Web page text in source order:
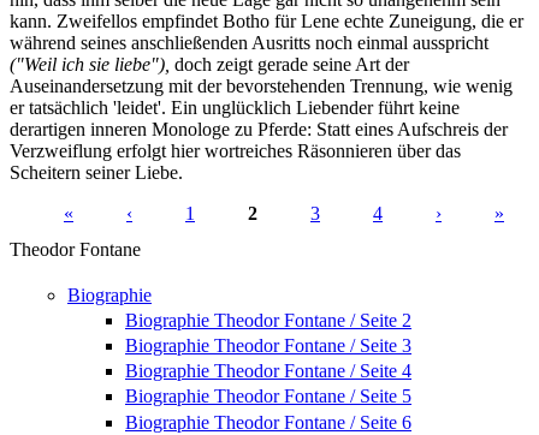
kann. Zweifellos empfindet Botho für Lene echte Zuneigung, die er
während seines anschließenden Ausritts noch einmal ausspricht
("Weil ich sie liebe"), doch zeigt gerade seine Art der
Auseinandersetzung mit der bevorstehenden Trennung, wie wenig
er tatsächlich 'leidet'. Ein unglücklich Liebender führt keine
derartigen inneren Monologe zu Pferde: Statt eines Aufschreis der
Verzweiflung erfolgt hier wortreiches Räsonnieren über das
Scheitern seiner Liebe.
Seiten
« ‹ 1 2 3 4 ›
»
Theodor Fontane
Biographie
Biographie Theodor Fontane / Seite 2
Biographie Theodor Fontane / Seite 3
Biographie Theodor Fontane / Seite 4
Biographie Theodor Fontane / Seite 5
Biographie Theodor Fontane / Seite 6